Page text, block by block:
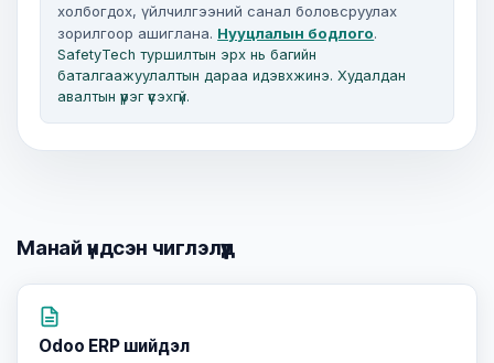
холбогдох, үйлчилгээний санал боловсруулах
зорилгоор ашиглана. Нууцлалын бодлого.
SafetyTech туршилтын эрх нь багийн
баталгаажуулалтын дараа идэвхжинэ. Худалдан
авалтын үүрэг үүсэхгүй.
Манай үндсэн чиглэлүүд
Odoo ERP шийдэл